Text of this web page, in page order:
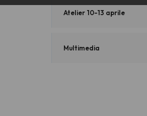
Atelier 10-13 aprile
Multimedia